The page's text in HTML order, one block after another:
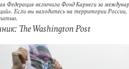
Федерация включила Фонд Карнеги за
Если вы находитесь на территории
The Washington Post